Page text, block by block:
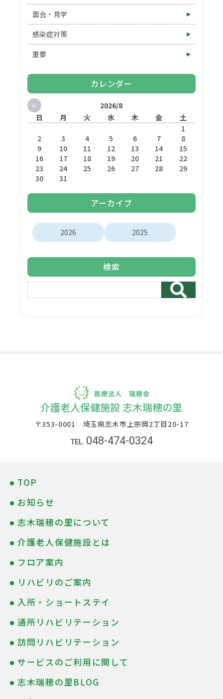
面会・見学
感染症対策
重要
カレンダー
<
2026/8
日
月 火 水 木 金
土
1
2
3 4 5 6 7
8
9
10 11 12 13 14
15
16
17 18 19 20 21
22
23
24 25 26 27 28
29
30
31
アーカイブ
2026 2025
検索
介護老人保健施設 志木瑞穂の里
〒353-0001 埼玉県志木市上宗岡2丁目20-17
048-474-0324
TOP
お知らせ
志木瑞穂の里について
介護老人保健施設とは
フロア案内
リハビリのご案内
入所・ショートステイ
通所リハビリテーション
訪問リハビリテーション
サービスのご利用に関して
志木瑞穂の里BLOG